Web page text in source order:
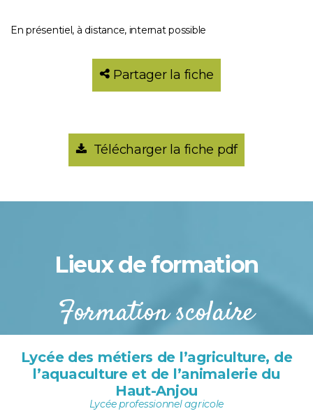
En présentiel, à distance, internat possible
Partager la fiche
Télécharger la fiche pdf
Lieux de formation
Formation scolaire
Lycée des métiers de l’agriculture, de
l’aquaculture et de l’animalerie du
Haut-Anjou
Lycée professionnel agricole